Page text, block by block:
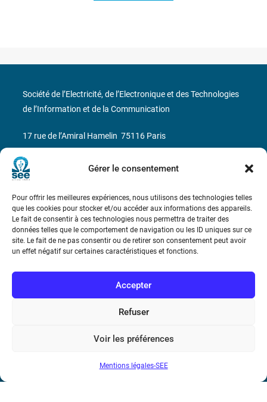
Gérer le consentement
Pour offrir les meilleures expériences, nous utilisons des technologies telles
que les cookies pour stocker et/ou accéder aux informations des appareils.
Le fait de consentir à ces technologies nous permettra de traiter des
données telles que le comportement de navigation ou les ID uniques sur ce
site. Le fait de ne pas consentir ou de retirer son consentement peut avoir
un effet négatif sur certaines caractéristiques et fonctions.
Accepter
Refuser
Voir les préférences
Mentions légales-SEE
Bicentenaire des découvertes d’André-
Marie Ampère
Conditions Générales de Vente
Mentions légales
Société de l’Electricité, de l’Electronique et des Technologies
de l’Information et de la Communication
17 rue de l’Amiral Hamelin 75116 Paris
Métro : « Boissière » Ligne 6 et « Iéna » Ligne 9
N° de SIREN : 785 393 232, Code APE : 9412Z TVA intra-
communautaire : FR44 785 393 232